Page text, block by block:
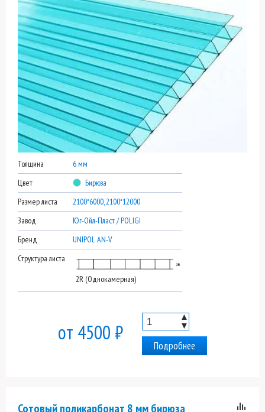
Толщина
6 мм
Цвет
Бирюза
Размер листа
2100*6000, 2100*12000
Завод
Юг-Ойл-Пласт / POLIGI
Бренд
UNIPOL AN-V
Структура листа
2R (Однокамерная)
от 4500 ₽
▲
▼
Подробнее
Сотовый поликарбонат 8 мм бирюза